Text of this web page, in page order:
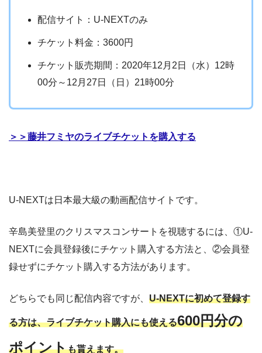
配信サイト：U-NEXTのみ
チケット料金：3600円
チケット販売期間：2020年12月2日（水）12時
00分～12月27日（日）21時00分
＞＞藤井フミヤのライブチケットを購入する
U-NEXTは日本最大級の動画配信サイトです。
辛島美登里のクリスマスコンサートを視聴するには、①U-
NEXTに会員登録後にチケット購入する方法と、②会員登
録せずにチケット購入する方法があります。
どちらでも同じ配信内容ですが、 U-NEXTに初めて登録す
る方は、ライブチケット購入にも使える600円分の
ポイントも貰えます。